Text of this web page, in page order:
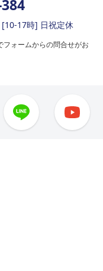
17時] 日祝定休
ォームからの問合せがお